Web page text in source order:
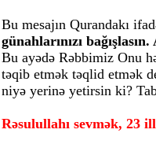
Bu mesajın Qurandakı
günahlarınızı
Bu ayədə Rəbbimiz Onu
təqib etmək təqlid etmək
niyə yerinə yetirsin ki?
Rəsulullahı sevmək, 23